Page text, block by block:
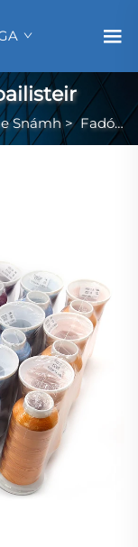
Snámh>Fadóid embroidery pailisteir